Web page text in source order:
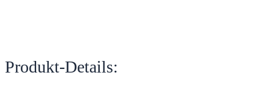
Produkt-Details: